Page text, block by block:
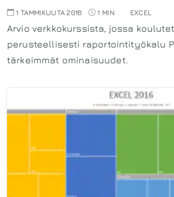
1 TAMMIKUUTA 2016 1 MIN EXCEL
Arvio verkkokurssista, jossa
perusteellisesti raportointityökalu
tärkeimmät ominaisuudet.